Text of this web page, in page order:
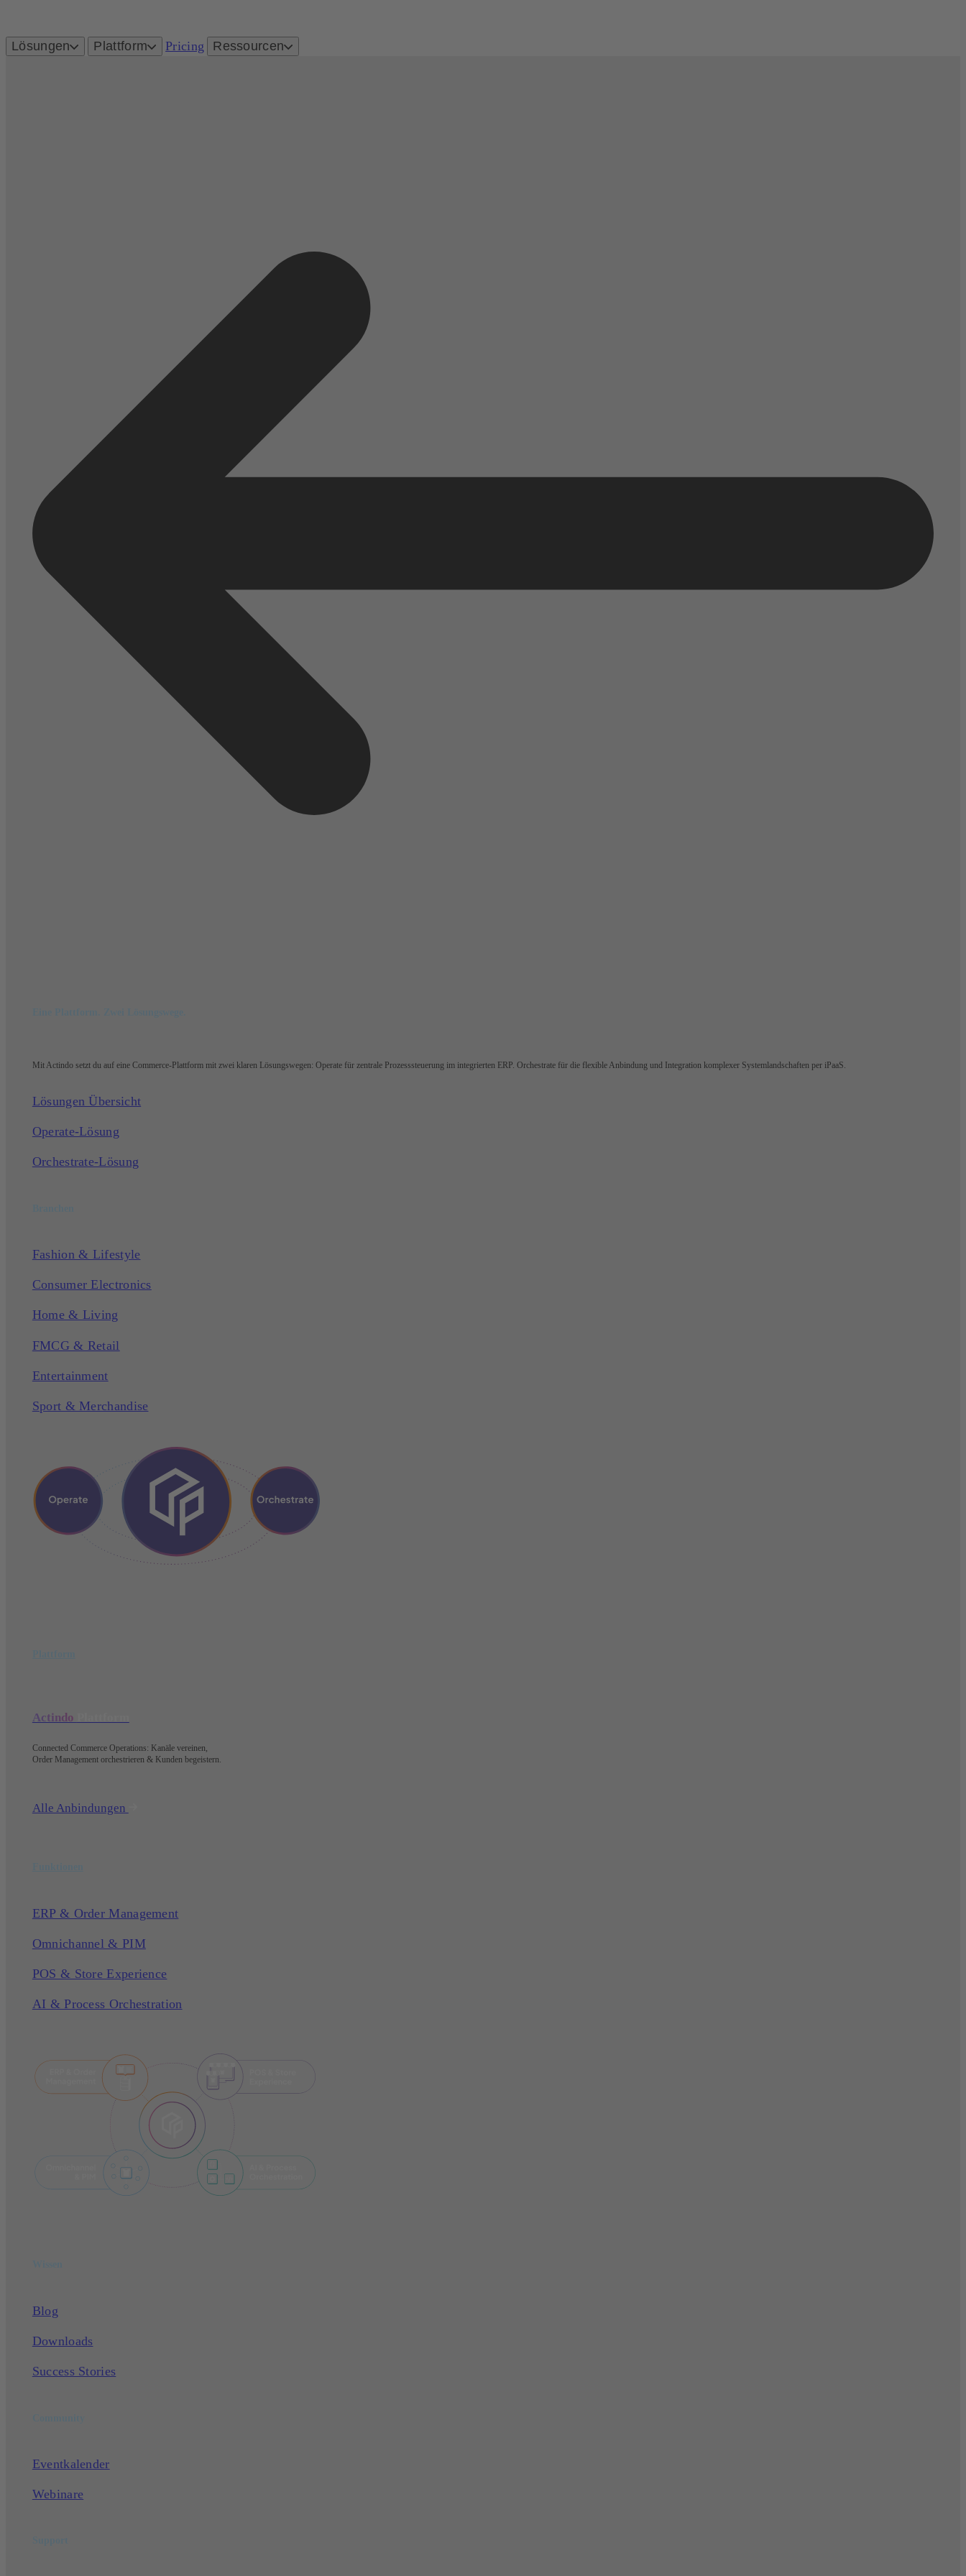
Lösungen Plattform Pricing Ressourcen
Mit Actindo setzt du auf eine Commerce-Plattform mit zwei klaren Lösungswegen: Operate für zentrale Prozesssteuerung im integrierten ERP. Orchestrate für die flexible Anbindung und Integration komplexer Systemlandschaften per iPaaS.
Lösungen Übersicht
Operate-Lösung
Orchestrate-Lösung
Fashion & Lifestyle
Consumer Electronics
Home & Living
FMCG & Retail
Entertainment
Sport & Merchandise
Actindo
Connected Commerce Operations: Kanäle vereinen,
Order Management orchestrieren & Kunden begeistern.
Alle Anbindungen
ERP & Order Management
Omnichannel & PIM
POS & Store Experience
AI & Process Orchestration
Blog
Downloads
Success Stories
Eventkalender
Webinare